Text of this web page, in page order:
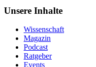
Unsere Inhalte
Wissenschaft
Magazin
Podcast
Ratgeber
Events